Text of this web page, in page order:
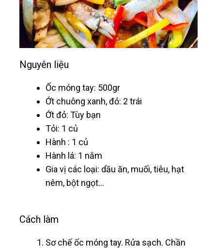
Nguyên liệu
Ốc móng tay: 500gr
Ớt chuông xanh, đỏ: 2 trái
Ớt đỏ: Tùy bạn
Tỏi: 1 củ
Hành : 1 củ
Hành lá: 1 nắm
Gia vị các loại: dầu ăn, muối, tiêu, hạt
nêm, bột ngọt…
Cách làm
Sơ chế ốc móng tay. Rửa sạch. Chần